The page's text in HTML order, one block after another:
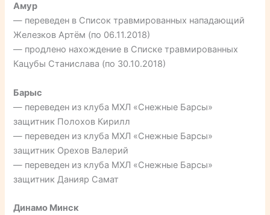
Амур
— переведен в Список травмированных нападающий
Железков Артём (по 06.11.2018)
— продлено нахождение в Списке травмированных
Кацубы Станислава (по 30.10.2018)
Барыс
— переведен из клуба МХЛ «Снежные Барсы»
защитник Полохов Кирилл
— переведен из клуба МХЛ «Снежные Барсы»
защитник Орехов Валерий
— переведен из клуба МХЛ «Снежные Барсы»
защитник Данияр Самат
Динамо Минск